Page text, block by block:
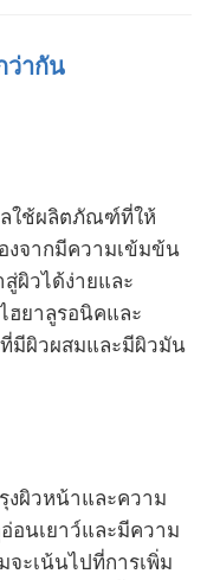
ว่ากัน
ใช้ผลิตภัณฑ์ที่ให้
งจากมีความเข้มข้น
ผิวได้ง่ายและ
ฮยาลูรอนิคและ
มีผิวผสมและมีผิวมัน
งผิวหน้าและความ
นเยาว์และมีความ
ะเน้นไปที่การเพิ่ม